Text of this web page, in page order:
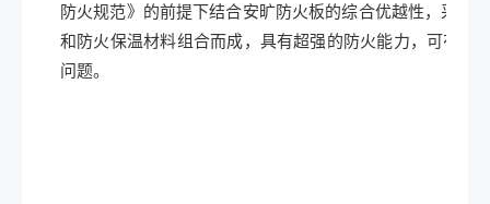
防火规范》的前提下结合安旷防火板的综合优越性，采用
和防火保温材料组合而成，具有超强的防火能力，可有效
问题。